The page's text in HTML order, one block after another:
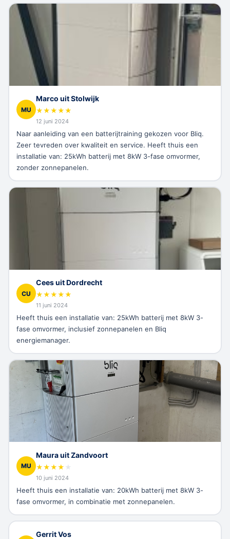
MU
Marco uit Stolwijk
★★★★★
12 juni 2024
Naar aanleiding van een batterijtraining gekozen voor Bliq.
Zeer tevreden over kwaliteit en service. Heeft thuis een
installatie van: 25kWh batterij met 8kW 3-fase omvormer,
zonder zonnepanelen.
CU
Cees uit Dordrecht
★★★★★
11 juni 2024
Heeft thuis een installatie van: 25kWh batterij met 8kW 3-
fase omvormer, inclusief zonnepanelen en Bliq
energiemanager.
MU
Maura uit Zandvoort
★★★★ ★
10 juni 2024
Heeft thuis een installatie van: 20kWh batterij met 8kW 3-
fase omvormer, in combinatie met zonnepanelen.
Gerrit Vos